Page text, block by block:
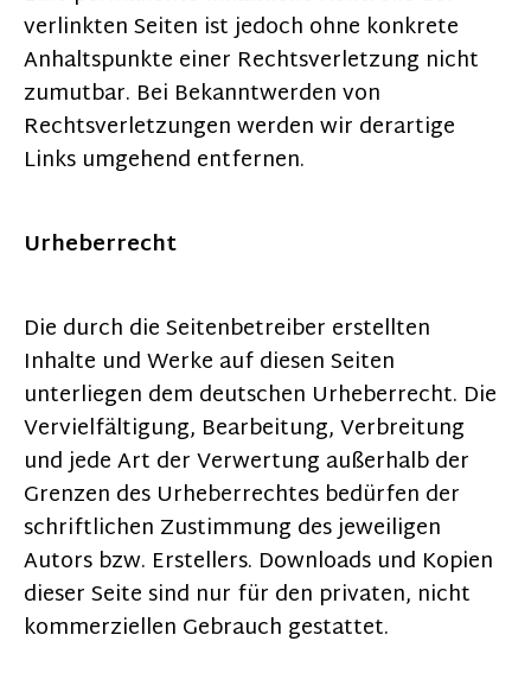
verlinkten Seiten ist jedoch ohne konkrete
Anhaltspunkte einer Rechtsverletzung nicht
zumutbar. Bei Bekanntwerden von
Rechtsverletzungen werden wir derartige
Links umgehend entfernen.
Urheberrecht
Die durch die Seitenbetreiber erstellten
Inhalte und Werke auf diesen Seiten
unterliegen dem deutschen Urheberrecht. Die
Vervielfältigung, Bearbeitung, Verbreitung
und jede Art der Verwertung außerhalb der
Grenzen des Urheberrechtes bedürfen der
schriftlichen Zustimmung des jeweiligen
Autors bzw. Erstellers. Downloads und Kopien
dieser Seite sind nur für den privaten, nicht
kommerziellen Gebrauch gestattet.